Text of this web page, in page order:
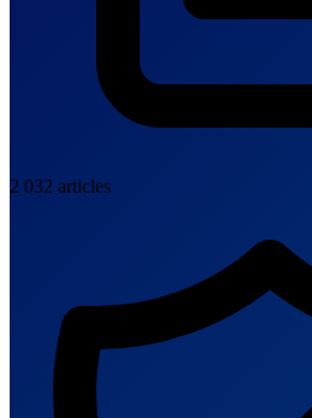
2 032 articles